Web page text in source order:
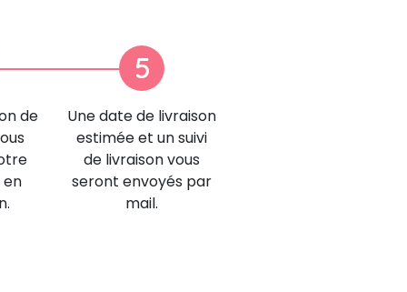
de
5
Une date de livraison
estimée et un suivi
de livraison vous
seront envoyés par
mail.